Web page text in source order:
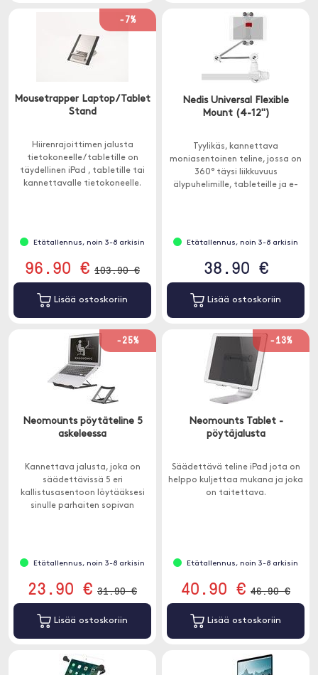
-7%
Mousetrapper Laptop/Tablet
Stand
Hiirenrajoittimen jalusta
tietokoneelle / tabletille on
täydellinen iPad , tabletille tai
kannettavalle tietokoneelle.
Etätallennus, noin 3-8 arkisin
96.90 € 103.90 €
Lisää ostoskoriin
Nedis Universal Flexible
Mount (4-12")
Tyylikäs, kannettava
moniasentoinen teline, jossa on
360° täysi liikkuvuus
älypuhelimille, tableteille ja e-
Etätallennus, noin 3-8 arkisin
38.90 €
Lisää ostoskoriin
-25%
Neomounts pöytäteline 5
askeleessa
Kannettava jalusta, joka on
säädettävissä 5 eri
kallistusasentoon löytääksesi
sinulle parhaiten sopivan
Etätallennus, noin 3-8 arkisin
23.90 € 31.90 €
Lisää ostoskoriin
-13%
Neomounts Tablet -
pöytäjalusta
Säädettävä teline iPad jota on
helppo kuljettaa mukana ja joka
on taitettava.
Etätallennus, noin 3-8 arkisin
40.90 € 46.90 €
Lisää ostoskoriin